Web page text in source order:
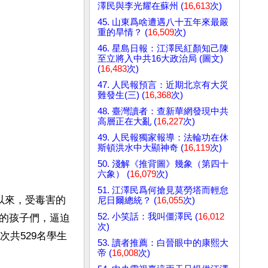
來，受毒害的
孩子們，逼迫
共529名學生
澤民與李光耀在蘇州 (16,613次)
45. 山東爲啥遭遇八十五年來最嚴
重的旱情？ (16,509次)
46. 星島日報：江澤民紅顏知己陳
至立將入中共16大政治局 (圖文)
(16,483次)
47. 人民報預言：近期北京有大災
難發生(三) (16,368次)
48. 臺灣讀者：查新華網發現中共
高層正在大亂 (16,227次)
49. 人民報獨家報導：法輪功在休
斯頓洪水中大顯神奇 (16,119次)
50. 淺解《推背圖》幾象（第四十
六象） (16,079次)
51. 江澤民爲何搶見莫勞塔而輕怠
尼日爾總統？ (16,055次)
52. 小笑話：我叫僵澤民 (16,012
次)
53. 讀者推薦：白晉眼中的康熙大
帝 (16,008次)